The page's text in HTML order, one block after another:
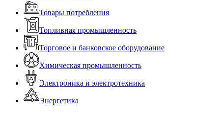
Товары потребления
Топливная промышленность
Торговое и банковское оборудование
Химическая промышленность
Электроника и электротехника
Энергетика